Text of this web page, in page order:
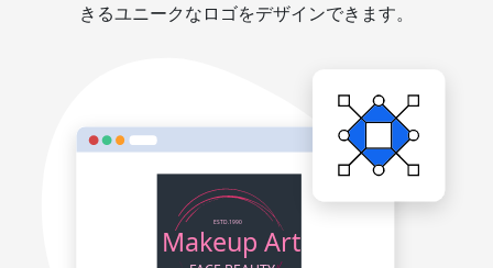
きるユニークなロゴをデザインできます。